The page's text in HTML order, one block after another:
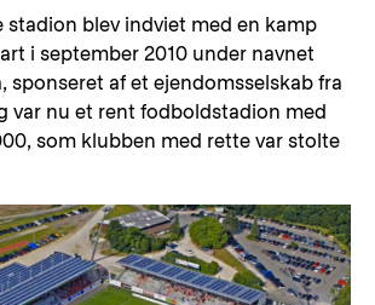
stadion blev indviet med en kamp
i september 2010 under navnet
sponseret af et ejendomsselskab fra
var nu et rent fodboldstadion med
som klubben med rette var stolte